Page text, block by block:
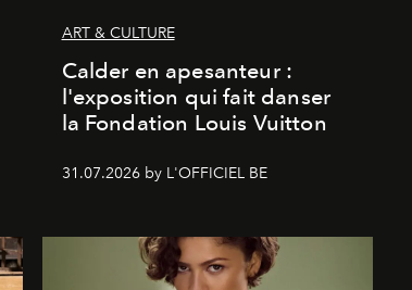
ART & CULTURE
Calder en apesanteur :
l'exposition qui fait danser
la Fondation Louis Vuitton
31.07.2026 by L'OFFICIEL BE